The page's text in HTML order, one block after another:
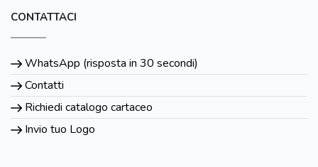
CONTATTACI
WhatsApp (risposta in 30 secondi)
Contatti
Richiedi catalogo cartaceo
Invio tuo Logo